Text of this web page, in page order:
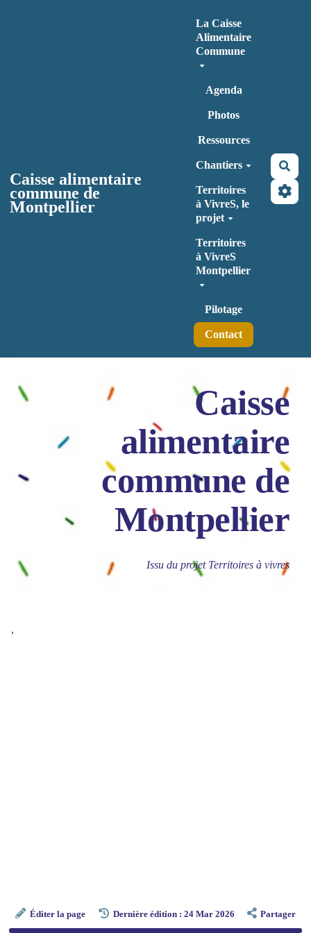
Caisse alimentaire
commune de
Montpellier
La Caisse
Alimentaire
Commune
Agenda
Photos
Ressources
Chantiers
Territoires
à VivreS, le
projet
Territoires
à VivreS
Montpellier
Pilotage
Contact
Caisse
alimentaire
commune de
Montpellier
Issu du projet Territoires à vivres
,
Éditer la page Dernière édition : 24 Mar 2026 Partager